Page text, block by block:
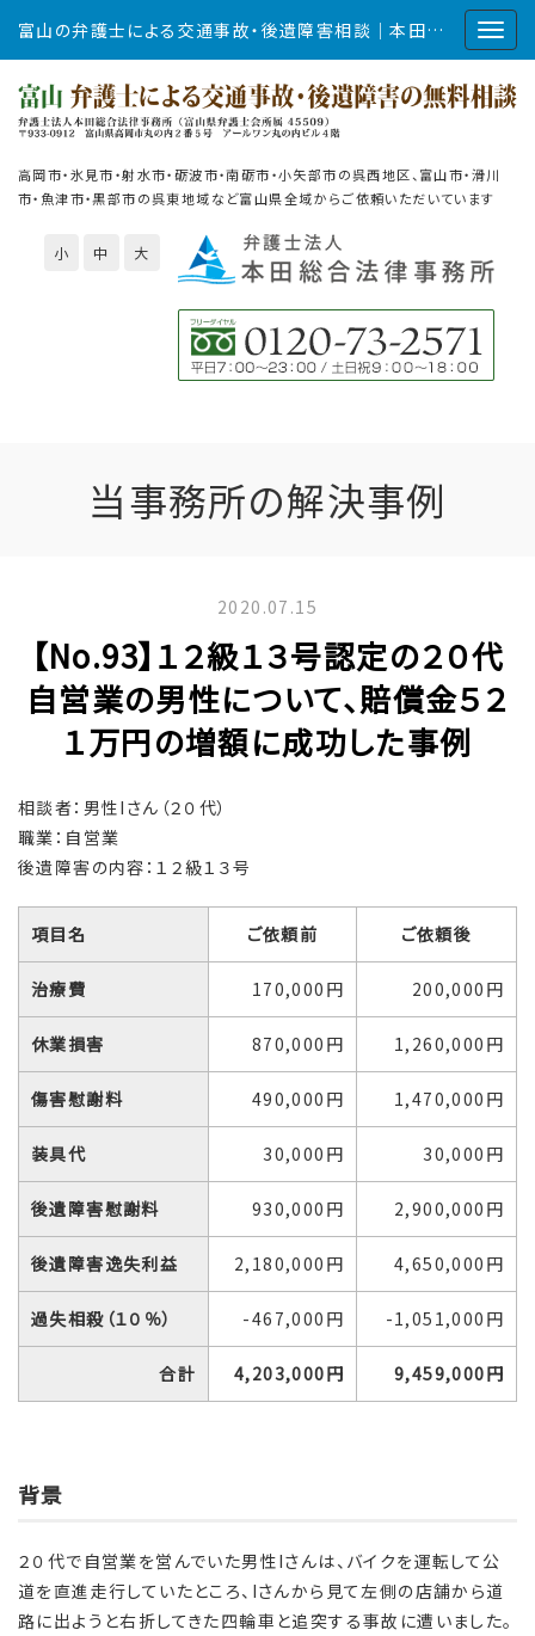
富山の弁護士による交通事故・後遺障害相談｜本田総合法律事務所
高岡市・氷見市・射水市・砺波市・南砺市・小矢部市の呉西地区、富山市・滑川
市・魚津市・黒部市の呉東地域など富山県全域からご依頼いただいています
小 中 大
当事務所の解決事例
2020.07.15
【No.93】１２級１３号認定の２０代
自営業の男性について、賠償金５２
１万円の増額に成功した事例
相談者：男性Iさん（２０代）
職業：自営業
後遺障害の内容：１２級１３号
項目名 ご依頼前 ご依頼後
治療費 170,000円 200,000円
休業損害 870,000円 1,260,000円
傷害慰謝料 490,000円 1,470,000円
装具代 30,000円 30,000円
後遺障害慰謝料 930,000円 2,900,000円
後遺障害逸失利益 2,180,000円 4,650,000円
過失相殺（１０％） -467,000円 -1,051,000円
合計 4,203,000円 9,459,000円
背景
２０代で自営業を営んでいた男性Iさんは、バイクを運転して公
道を直進走行していたところ、Iさんから見て左側の店舗から道
路に出ようと右折してきた四輪車と追突する事故に遭いました。